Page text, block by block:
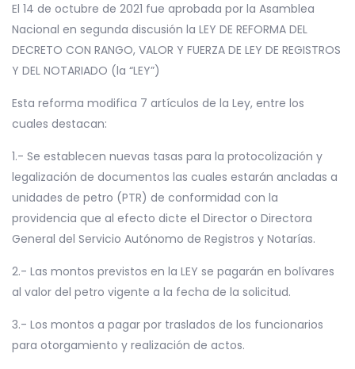
El 14 de octubre de 2021 fue aprobada por la Asamblea
Nacional en segunda discusión la LEY DE REFORMA DEL
DECRETO CON RANGO, VALOR Y FUERZA DE LEY DE REGISTROS
Y DEL NOTARIADO (la “LEY”)
Esta reforma modifica 7 artículos de la Ley, entre los
cuales destacan:
1.- Se establecen nuevas tasas para la protocolización y
legalización de documentos las cuales estarán ancladas a
unidades de petro (PTR) de conformidad con la
providencia que al efecto dicte el Director o Directora
General del Servicio Autónomo de Registros y Notarías.
2.- Las montos previstos en la LEY se pagarán en bolívares
al valor del petro vigente a la fecha de la solicitud.
3.- Los montos a pagar por traslados de los funcionarios
para otorgamiento y realización de actos.